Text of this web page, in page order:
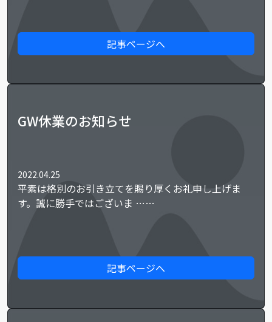
記事ページへ
GW休業のお知らせ
2022.04.25
平素は格別のお引き立てを賜り厚くお礼申し上げま
す。誠に勝手ではございま ……
記事ページへ